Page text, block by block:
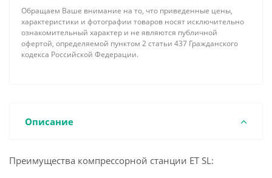
Обращаем Ваше внимание на то, что приведенные цены,
характеристики и фотографии товаров носят исключительно
ознакомительный характер и не являются публичной
офертой, определяемой пунктом 2 статьи 437 Гражданского
кодекса Российской Федерации.
Описание
Преимущества компрессорной станции ET SL: